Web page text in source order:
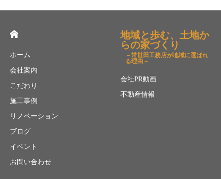
ホーム
会社案内
こだわり
施工事例
リノベーション
ブログ
イベント
お問い合わせ
地域と歩む、土地か
らの家づくり
－常世田工務店が地域に選ばれ
る理由－
会社PR動画
不動産情報